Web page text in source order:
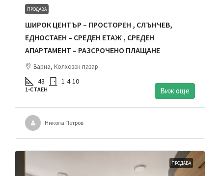
ПРОДАВА
ШИРОК ЦЕНТЪР – ПРОСТОРЕН , СЛЪНЧЕВ,
ЕДНОСТАЕН – СРЕДЕН ЕТАЖ , СРЕДЕН
АПАРТАМЕНТ – РАЗСРОЧЕНО ПЛАЩАНЕ
Варна, Колхозен пазар
43 1 4 10
1-СТАЕН Виж още
Никола Петров
ПРОДАВА